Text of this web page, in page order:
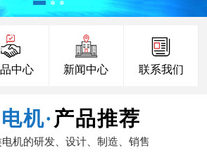
中心 新闻中心 联系我们
机·产品推荐
机的研发、设计、制造、销售